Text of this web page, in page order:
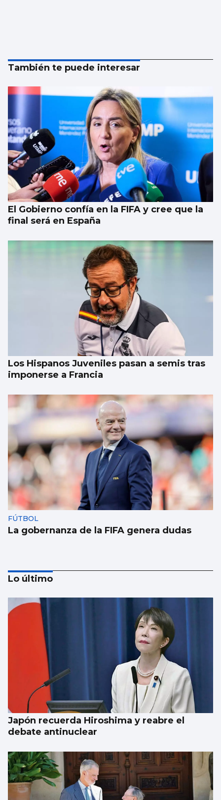
También te puede interesar
El Gobierno confía en la FIFA y cree que la
final será en España
Los Hispanos Juveniles pasan a semis tras
imponerse a Francia
FÚTBOL
La gobernanza de la FIFA genera dudas
Taparse la boca, amarilla
Lo último
Japón recuerda Hiroshima y reabre el
debate antinuclear